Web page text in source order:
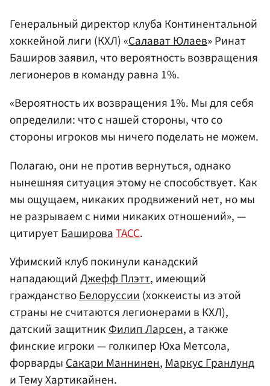
Генеральный директор клуба Континентальной
хоккейной лиги (КХЛ) «Салават Юлаев» Ринат
Баширов заявил, что вероятность возвращения
легионеров в команду равна 1%.
«Вероятность их возвращения 1%. Мы для себя
определили: что с нашей стороны, что со
стороны игроков мы ничего поделать не можем.
Полагаю, они не против вернуться, однако
нынешняя ситуация этому не способствует. Как
мы ощущаем, никаких продвижений нет, но мы
не разрываем с ними никаких отношений», —
цитируетБашироваТАСС.
Уфимский клуб покинули канадский
нападающийДжефф Плэтт, имеющий
гражданствоБелоруссии(хоккеисты из этой
страны не считаются легионерами в КХЛ),
датский защитникФилип Ларсен, а также
финские игроки — голкипер Юха Метсола,
форвардыСакари Маннинен,Маркус Гранлунд
и Тему Хартикайнен.